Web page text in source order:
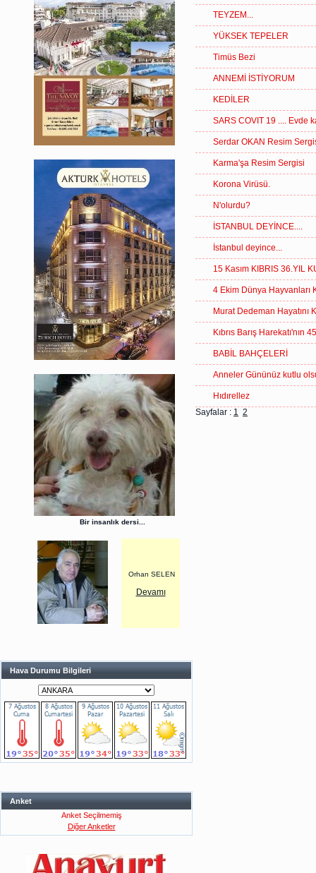
Bir insanlık dersi...
Orhan SELEN
Devamı
Hava Durumu Bilgileri
Anket
Anket Seçilmemiş
Diğer Anketler
TEYZEM...
YÜKSEK TEPELER
Timüs Bezi
ANNEMİ İSTİYORUM
KEDİLER
SARS COVIT 19 .... Evde
Serdar OKAN Resim
Karma'şa Resim Sergisi
Korona Virüsü.
N'olurdu?
İSTANBUL DEYİNCE....
İstanbul deyince...
15 Kasım KIBRIS 36.YIL
4 Ekim Dünya Hayvanları
Murat Dedeman Hayatını
Kıbrıs Barış Harekatı'nın
BABİL BAHÇELERİ
Anneler Gününüz kutlu
Hıdırellez
Sayfalar : 1 2